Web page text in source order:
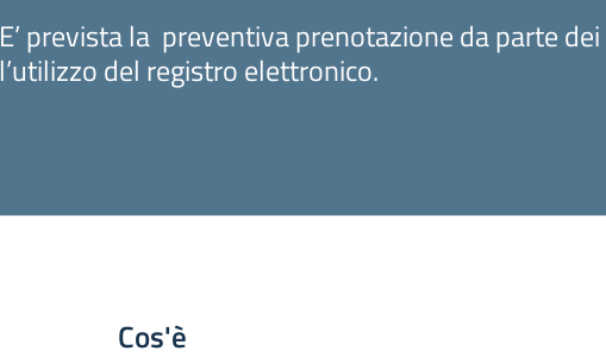
E’ prevista la preventiva prenotazione da parte
l’utilizzo del registro elettronico.
Cos'è